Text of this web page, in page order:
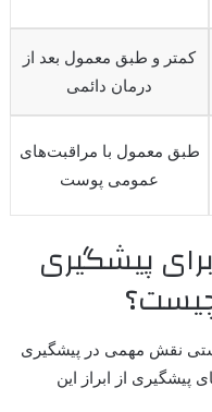
کمتر و طبق معمول بعد از
درمان دائمی
طبق معمول با مراقبت‌های
عمومی پوست
پیشگیری
نقش مهمی در پیشگیری
پیشگیری از ابراز این